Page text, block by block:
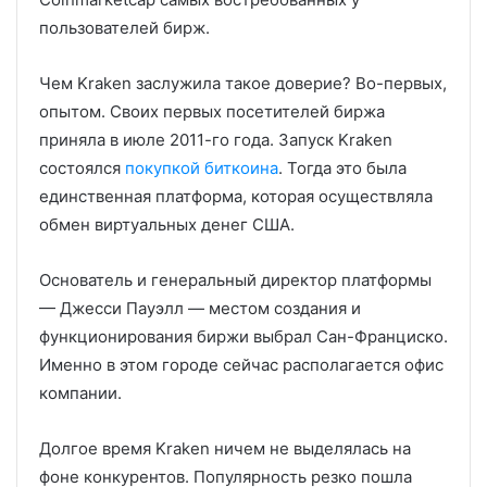
пользователей бирж.
Чем Kraken заслужила такое доверие? Во-первых,
опытом. Своих первых посетителей биржа
приняла в июле 2011-го года. Запуск Kraken
состоялся покупкой биткоина. Тогда это была
единственная платформа, которая осуществляла
обмен виртуальных денег США.
Основатель и генеральный директор платформы
— Джесси Пауэлл — местом создания и
функционирования биржи выбрал Сан-Франциско.
Именно в этом городе сейчас располагается офис
компании.
Долгое время Kraken ничем не выделялась на
фоне конкурентов. Популярность резко пошла